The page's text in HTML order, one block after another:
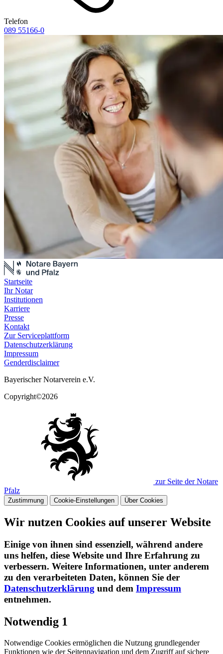
Telefon
089 55166-0
Startseite
Ihr Notar
Institutionen
Karriere
Presse
Kontakt
Zur Serviceplattform
Datenschutzerklärung
Impressum
Genderdisclaimer
Bayerischer Notarverein e.V.
Copyright©2026
zur Seite der Notare
Pfalz
Zustimmung Cookie-Einstellungen Über Cookies
Wir nutzen Cookies auf unserer Website
Einige von ihnen sind essenziell, während andere
uns helfen, diese Website und Ihre Erfahrung zu
verbessern. Weitere Informationen, unter anderem
zu den verarbeiteten Daten, können Sie der
Datenschutzerklärung und dem Impressum
entnehmen.​
Notwendig 1
Notwendige Cookies ermöglichen die Nutzung grundlegender
Funktionen wie der Seitennavigation und dem Zugriff auf sichere